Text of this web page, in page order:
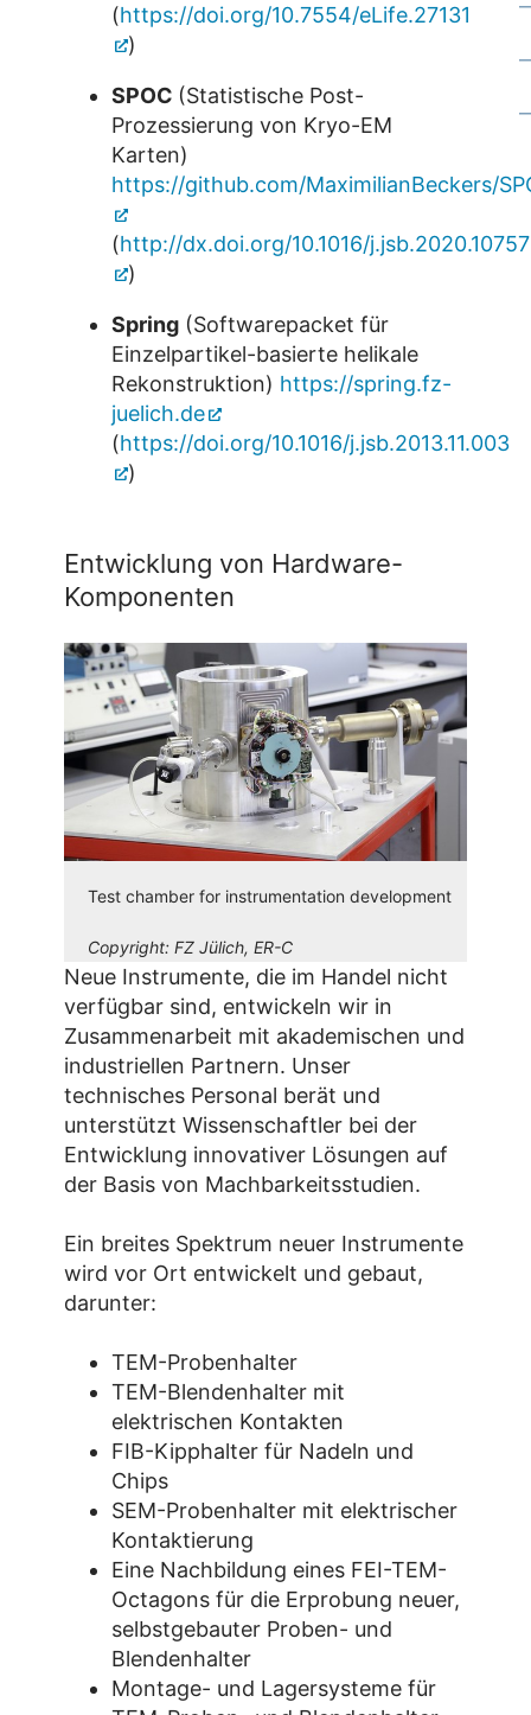
(https://doi.org/10.7554/eLife.27131
)
SPOC (Statistische Post-
Prozessierung von Kryo-EM
Karten)
https://github.com/MaximilianBeckers/
(http://dx.doi.org/10.1016/
)
Spring (Softwarepacket für
Einzelpartikel-basierte helikale
Rekonstruktion) https://spring.fz-
juelich.de
(https://doi.org/10.1016/j.jsb.2013.11.003
)
Entwicklung von Hardware-
Komponenten
Test chamber for instrumentation development
Copyright: FZ Jülich, ER-C
Neue Instrumente, die im Handel nicht
verfügbar sind, entwickeln wir in
Zusammenarbeit mit akademischen und
industriellen Partnern. Unser
technisches Personal berät und
unterstützt Wissenschaftler bei der
Entwicklung innovativer Lösungen auf
der Basis von Machbarkeitsstudien.
Ein breites Spektrum neuer Instrumente
wird vor Ort entwickelt und gebaut,
darunter:
TEM-Probenhalter
TEM-Blendenhalter mit
elektrischen Kontakten
FIB-Kipphalter für Nadeln und
Chips
SEM-Probenhalter mit elektrischer
Kontaktierung
Eine Nachbildung eines FEI-TEM-
Octagons für die Erprobung neuer,
selbstgebauter Proben- und
Blendenhalter
Montage- und Lagersysteme für